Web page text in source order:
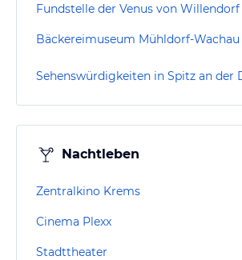
Fundstelle der Venus von Willendorf
Bäckereimuseum Mühldorf-Wachau
Sehenswürdigkeiten in Spitz an der
Nachtleben
Zentralkino Krems
Cinema Plexx
Stadttheater